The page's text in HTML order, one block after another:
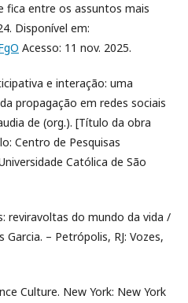
fica entre os assuntos mais
Disponível em:
Acesso: 11 nov. 2025.
e interação: uma
propagação em redes sociais
de (org.). [Título da obra
Centro de Pesquisas
Católica de São
reviravoltas do mundo da vida /
– Petrópolis, RJ: Vozes,
Culture. New York: New York